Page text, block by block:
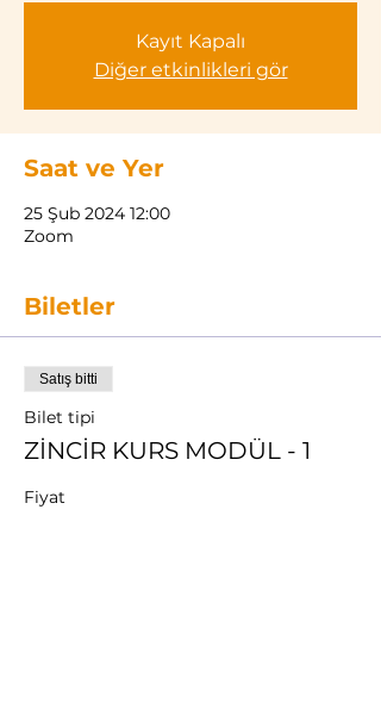
Kayıt Kapalı
Diğer etkinlikleri gör
Saat ve Yer
25 Şub 2024 12:00
Zoom
Biletler
Satış bitti
Bilet tipi
ZİNCİR KURS MODÜL - 1
Fiyat